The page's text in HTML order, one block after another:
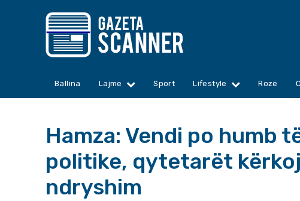
Ballina Lajme Sport Lifestyle Rozë
Hamza: Vendi po humb
politike, qytetarët
ndryshim